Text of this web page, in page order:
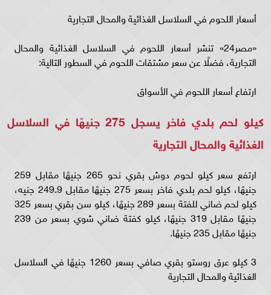
أسعار اللحوم في السلاسل الغذائية والمحال التجارية
«مصر24» تنشر أسعار اللحوم في السلاسل الغذائية والمحال
التجارية، فضلًا عن سعر مشتقات اللحوم في السطور التالية:
ارتفاع أسعار اللحوم في الأسواق
كيلو لحم بلدي فاخر يسجل 275 جنيهًا في السلاسل
الغذائية والمحال التجارية
ارتفع سعر كيلو لحوم دوش بقري نحو 265 جنيهًا مقابل 259
جنيهًا، كيلو لحم بلدي فاخر بسعر 275 جنيهًا مقابل 249.9 جنيه،
كيلو لحم ضاني للفتة بسعر 289 جنيهًا، كيلو سن بقري بسعر 325
جنيهًا مقابل 319 جنيهًا، كيلو كفتة ضاني شوي بسعر من 239
جنيهًا مقابل 235 جنيهًا.
3 كيلو عرق روستو بقري صافي بسعر 1260 جنيهًا في السلاسل
الغذائية والمحال التجارية